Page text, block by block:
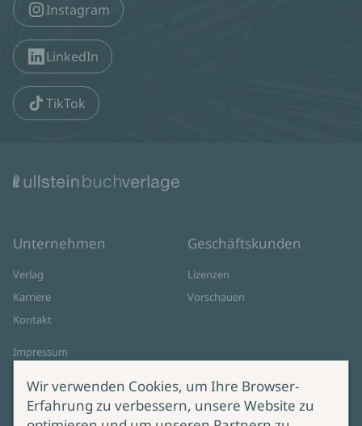
Instagram
LinkedIn
TikTok
Unternehmen
Verlag
Karriere
Kontakt
Impressum
Cookie-Einstellungen
AGB Online Shop
Geschäftskunden
Lizenzen
Vorschauen
Wir verwenden Cookies, um Ihre Browser-
Erfahrung zu verbessern, unsere Website zu